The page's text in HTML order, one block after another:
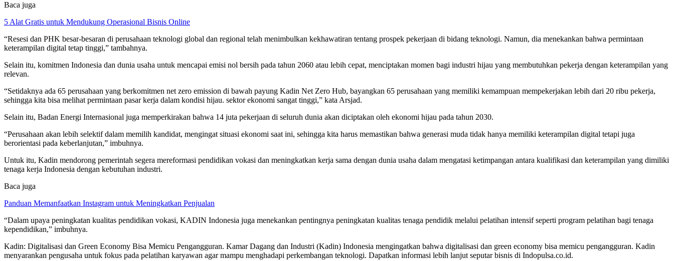
Baca juga
5 Alat Gratis untuk Mendukung Operasional Bisnis Online
“Resesi dan PHK besar-besaran di perusahaan teknologi global dan regional telah menimbulkan kekhawatiran tentang prospek pekerjaan di bidang teknologi. Namun, dia menekankan bahwa permintaan
keterampilan digital tetap tinggi,” tambahnya.
Selain itu, komitmen Indonesia dan dunia usaha untuk mencapai emisi nol bersih pada tahun 2060 atau lebih cepat, menciptakan momen bagi industri hijau yang membutuhkan pekerja dengan keterampilan yang
relevan.
“Setidaknya ada 65 perusahaan yang berkomitmen net zero emission di bawah payung Kadin Net Zero Hub, bayangkan 65 perusahaan yang memiliki kemampuan mempekerjakan lebih dari 20 ribu pekerja,
sehingga kita bisa melihat permintaan pasar kerja dalam kondisi hijau. sektor ekonomi sangat tinggi,” kata Arsjad.
Selain itu, Badan Energi Internasional juga memperkirakan bahwa 14 juta pekerjaan di seluruh dunia akan diciptakan oleh ekonomi hijau pada tahun 2030.
“Perusahaan akan lebih selektif dalam memilih kandidat, mengingat situasi ekonomi saat ini, sehingga kita harus memastikan bahwa generasi muda tidak hanya memiliki keterampilan digital tetapi juga
berorientasi pada keberlanjutan,” imbuhnya.
Untuk itu, Kadin mendorong pemerintah segera mereformasi pendidikan vokasi dan meningkatkan kerja sama dengan dunia usaha dalam mengatasi ketimpangan antara kualifikasi dan keterampilan yang dimiliki
tenaga kerja Indonesia dengan kebutuhan industri.
Baca juga
Panduan Memanfaatkan Instagram untuk Meningkatkan Penjualan
“Dalam upaya peningkatan kualitas pendidikan vokasi, KADIN Indonesia juga menekankan pentingnya peningkatan kualitas tenaga pendidik melalui pelatihan intensif seperti program pelatihan bagi tenaga
kependidikan,” imbuhnya.
Kadin: Digitalisasi dan Green Economy Bisa Memicu Pengangguran. Kamar Dagang dan Industri (Kadin) Indonesia mengingatkan bahwa digitalisasi dan green economy bisa memicu pengangguran. Kadin
menyarankan pengusaha untuk fokus pada pelatihan karyawan agar mampu menghadapi perkembangan teknologi. Dapatkan informasi lebih lanjut seputar bisnis di Indopulsa.co.id.